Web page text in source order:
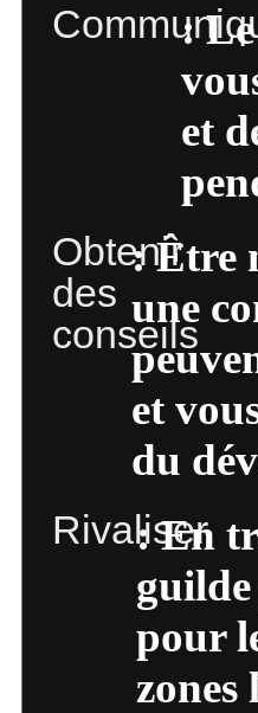
:
et
Obtenir
des
conseils
: Être
une
et
du
Rivaliser
: En
pour
zones